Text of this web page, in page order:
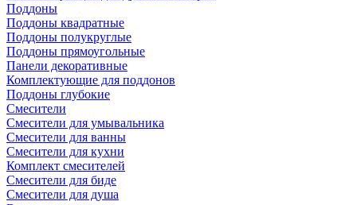
Поддоны
Поддоны квадратные
Поддоны полукруглые
Поддоны прямоугольные
Панели декоративные
Комплектующие для поддонов
Поддоны глубокие
Смесители
Смесители для умывальника
Смесители для ванны
Смесители для кухни
Комплект смесителей
Смесители для биде
Смесители для душа